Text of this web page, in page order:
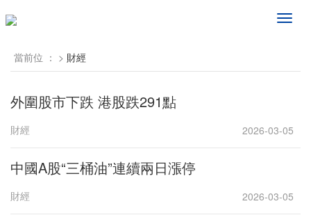
频
當前位 ： > 財經
外圍股市下跌 港股跌291點
財經 2026-03-05
中國A股“三桶油”連續兩日漲停
財經 2026-03-05